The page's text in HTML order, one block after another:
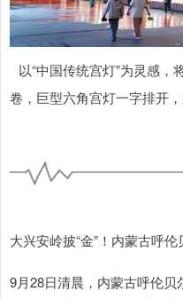
以“中国传统宫灯”为灵感
卷，巨型六角宫灯一字排开
大兴安岭披“金”！内蒙古呼
9月28日清晨，内蒙古呼伦